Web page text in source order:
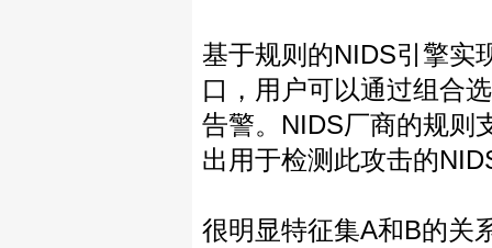
基于规则的NIDS引擎实
口，用户可以通过组合
告警。NIDS厂商的规则
出用于检测此攻击的
很明显特征集A和B的关